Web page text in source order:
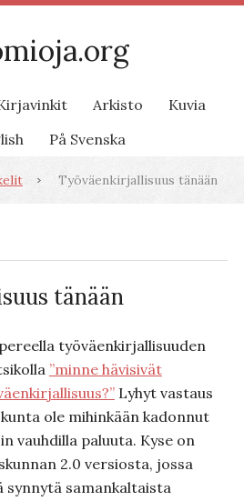
Arkisto
Kuvia
På Svenska
Työväenkirjallisuus tänään
tänään
työväenkirjallisuuden
”minne hävisivät
Lyhyt vastaus
ole mihinkään kadonnut
vauhdilla paluuta. Kyse on
2.0 versiosta, jossa
synnytä samankaltaista